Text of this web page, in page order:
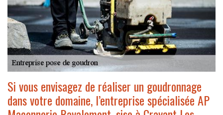
Si vous envisagez de réaliser un goudronnage
dans votre domaine, l’entreprise spécialisée AP